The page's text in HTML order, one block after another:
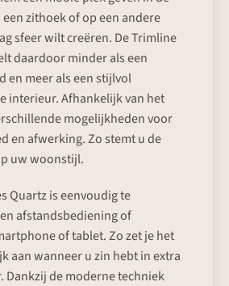
zithoek of op een andere
sfeer wilt creëren. De Trimline
daardoor minder als een
en meer als een stijlvol
interieur. Afhankelijk van het
mogelijkheden voor
en afwerking. Zo stemt u de
uw woonstijl.
Quartz is eenvoudig te
afstandsbediening of
of tablet. Zo zet je het
aan wanneer u zin hebt in extra
Dankzij de moderne techniek